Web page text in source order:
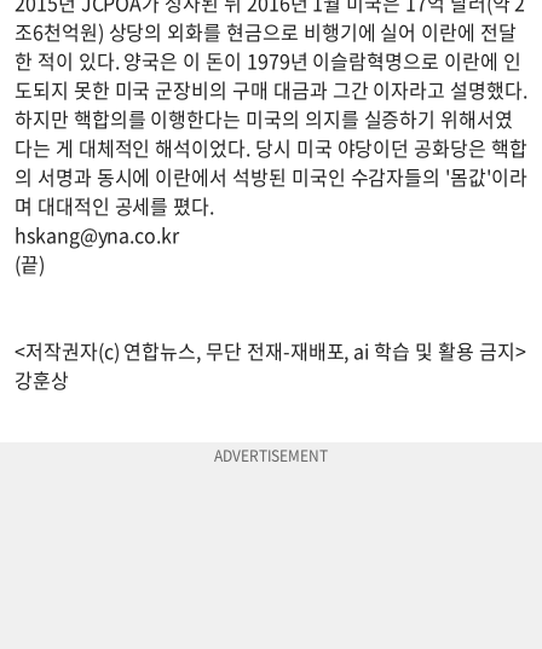
조6천억원) 상당의 외화를 현금으로 비행기에 실어 이란에 전달
한 적이 있다. 양국은 이 돈이 1979년 이슬람혁명으로 이란에 인
도되지 못한 미국 군장비의 구매 대금과 그간 이자라고 설명했다.
하지만 핵합의를 이행한다는 미국의 의지를 실증하기 위해서였
다는 게 대체적인 해석이었다. 당시 미국 야당이던 공화당은 핵합
의 서명과 동시에 이란에서 석방된 미국인 수감자들의 '몸값'이라
며 대대적인 공세를 폈다.
hskang@yna.co.kr
(끝)
<저작권자(c) 연합뉴스, 무단 전재-재배포, ai 학습 및 활용 금지>
강훈상